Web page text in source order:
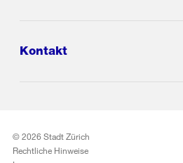
Kontakt
© 2026 Stadt Zürich
Rechtliche Hinweise